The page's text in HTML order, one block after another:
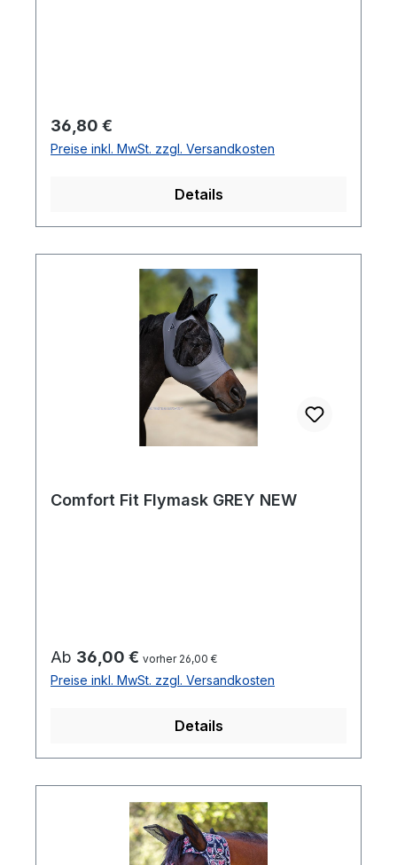
Regulärer Preis:
36,80 €
Preise inkl. MwSt. zzgl. Versandkosten
Details
Comfort Fit Flymask GREY NEW
Regulärer Preis:
Ab 36,00 € vorher 26,00 €
Preise inkl. MwSt. zzgl. Versandkosten
Details